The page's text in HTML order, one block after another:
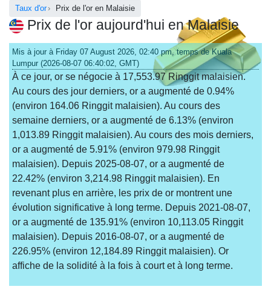
Taux d'or Prix de l'or en Malaisie
Prix de l'or aujourd'hui en Malaisie
Mis à jour à Friday 07 August 2026, 02:40 pm, temps de Kuala
Lumpur (2026-08-07 06:40:02, GMT)
À ce jour, or se négocie à 17,553.97 Ringgit malaisien.
Au cours des jour derniers, or a augmenté de 0.94%
(environ 164.06 Ringgit malaisien). Au cours des
semaine derniers, or a augmenté de 6.13% (environ
1,013.89 Ringgit malaisien). Au cours des mois derniers,
or a augmenté de 5.91% (environ 979.98 Ringgit
malaisien). Depuis 2025-08-07, or a augmenté de
22.42% (environ 3,214.98 Ringgit malaisien). En
revenant plus en arrière, les prix de or montrent une
évolution significative à long terme. Depuis 2021-08-07,
or a augmenté de 135.91% (environ 10,113.05 Ringgit
malaisien). Depuis 2016-08-07, or a augmenté de
226.95% (environ 12,184.89 Ringgit malaisien). Or
affiche de la solidité à la fois à court et à long terme.